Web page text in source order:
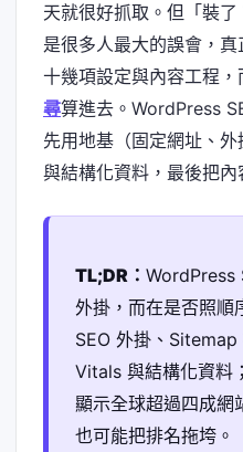
天就很好抓取。但「裝了
是很多人最大的誤會，
十幾項設定與內容工程
尋算進去。WordPress
先用地基（固定網址、
與結構化資料，最後把
TL;DR： WordPress
外掛，而在是否照順
SEO 外掛、
Vitals 與結構化資料
顯示全球超過四成網
也可能把排名拖垮。